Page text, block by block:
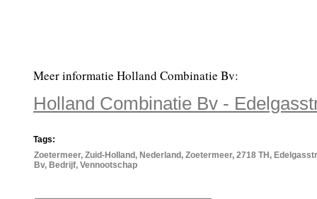
Meer informatie Holland Combinatie Bv:
Holland Combinatie Bv -
Tags:
Zoetermeer, Zuid-Holland, Nederland, Zoetermeer, 2718 TH,
Bv, Bedrijf, Vennootschap